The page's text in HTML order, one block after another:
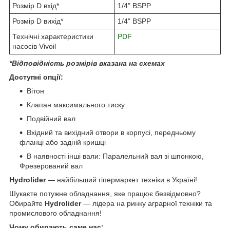
Розмір D вхід*
1/4" BSPP
Розмір D вихід*
1/4" BSPP
Технічні характеристики
насосів Vivoil
PDF
*Відповідність розмірів вказана на схемах
Доступні опції:
Вітон
Клапан максимального тиску
Подвійний вал
Вхідний та вихідний отвори в корпусі, передньому
фланці або задній кришці
В наявності інші вали: Паралельний вал зі шпонкою,
Фрезерований вал
Hydrolider— найбільший гіпермаркет техніки в Україні!
Шукаєте потужне обладнання, яке працює безвідмовно?
Обирайте Hydrolider— лідера на ринку аграрної техніки та
промислового обладнання!